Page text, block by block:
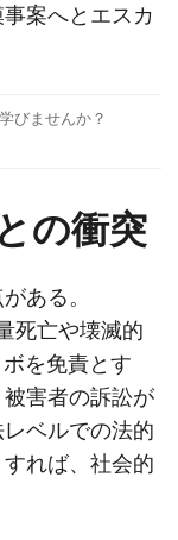
案へとエスカ
びませんか？
の衝突
ある。
死亡や壊滅的
を免責とす
害者の訴訟が
ベルでの法的
れば、社会的